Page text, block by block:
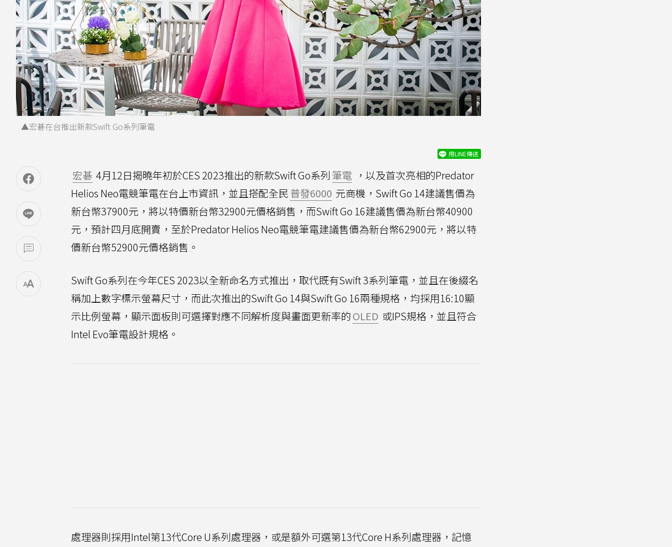
▲宏碁在台推出新款Swift Go系列筆電
用LINE傳送
宏碁 4月12日揭曉年初於CES 2023推出的新款Swift Go系列 筆電 ，以及首次亮相的Predator
Helios Neo電競筆電在台上市資訊，並且搭配全民普發6000 元商機，Swift Go 14建議售價為
新台幣37900元，將以特價新台幣32900元價格銷售，而Swift Go 16建議售價為新台幣40900
元，預計四月底開賣，至於Predator Helios Neo電競筆電建議售價為新台幣62900元，將以特
價新台幣52900元價格銷售。
Swift Go系列在今年CES 2023以全新命名方式推出，取代既有Swift 3系列筆電，並且在後綴名
稱加上數字標示螢幕尺寸，而此次推出的Swift Go 14與Swift Go 16兩種規格，均採用16:10顯
示比例螢幕，顯示面板則可選擇對應不同解析度與畫面更新率的OLED 或IPS規格，並且符合
Intel Evo筆電設計規格。
處理器則採用Intel第13代Core U系列處理器，或是額外可選第13代Core H系列處理器，記憶